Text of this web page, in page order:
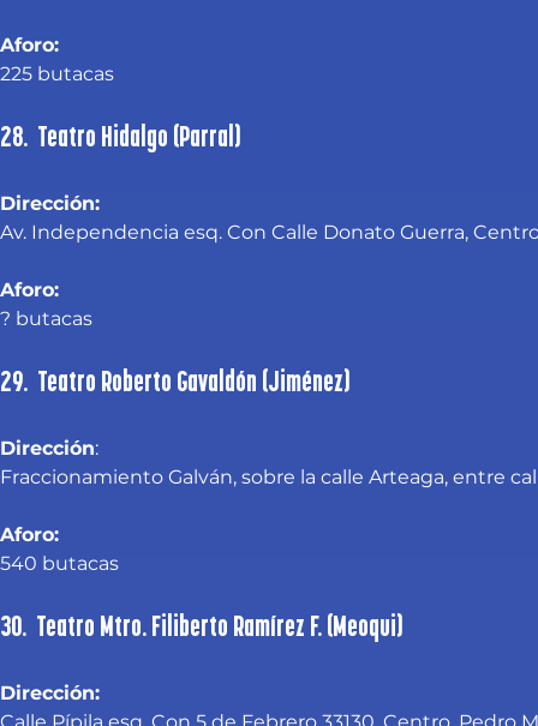
Aforo:
225 butacas
28. Teatro Hidalgo (Parral)
Dirección:
Av. Independencia esq. Con Calle Donato Guerra,
Aforo:
? butacas
29. Teatro Roberto Gavaldón (Jiménez)
Dirección:
Fraccionamiento Galván, sobre la calle Arteaga, entre
Aforo:
540 butacas
30. Teatro Mtro. Filiberto Ramírez F. (Meoqui)
Dirección: